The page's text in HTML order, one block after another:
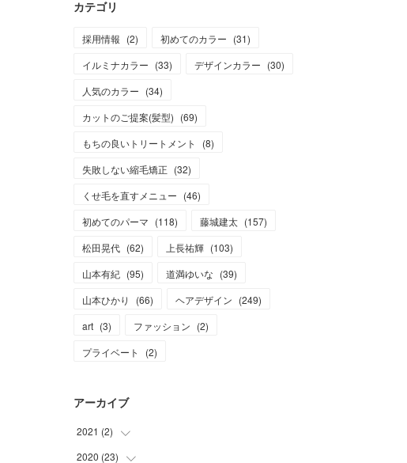
カテゴリ
採用情報 (2) 初めてのカラー (31)
イルミナカラー (33) デザインカラー (30)
人気のカラー (34)
カットのご提案(髪型) (69)
もちの良いトリートメント
(8)
失敗しない縮毛矯正 (32)
くせ毛を直すメニュー (46)
初めてのパーマ (118) 藤城建太 (157)
松田晃代 (62) 上長祐輝 (103)
山本有紀 (95) 道満ゆいな (39)
山本ひかり
(66) ヘアデザイン (249)
art (3) ファッション (2)
プライベート
(2)
アーカイブ
2021 (2)
(2
2020 (23)